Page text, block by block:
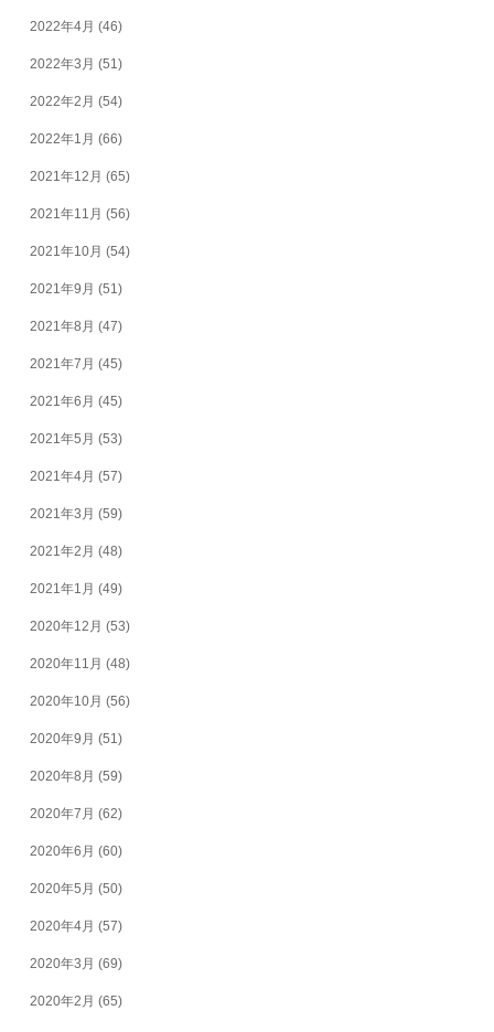
2022年4月 (46)
2022年3月 (51)
2022年2月 (54)
2022年1月 (66)
2021年12月 (65)
2021年11月 (56)
2021年10月 (54)
2021年9月 (51)
2021年8月 (47)
2021年7月 (45)
2021年6月 (45)
2021年5月 (53)
2021年4月 (57)
2021年3月 (59)
2021年2月 (48)
2021年1月 (49)
2020年12月 (53)
2020年11月 (48)
2020年10月 (56)
2020年9月 (51)
2020年8月 (59)
2020年7月 (62)
2020年6月 (60)
2020年5月 (50)
2020年4月 (57)
2020年3月 (69)
2020年2月 (65)